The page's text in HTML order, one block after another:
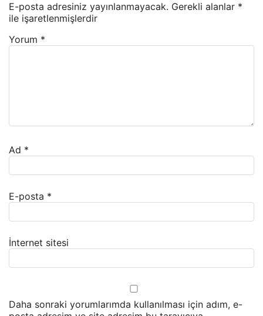
E-posta adresiniz yayınlanmayacak. Gerekli alanlar *
ile işaretlenmişlerdir
Yorum *
Ad *
E-posta *
İnternet sitesi
Daha sonraki yorumlarımda kullanılması için adım, e-